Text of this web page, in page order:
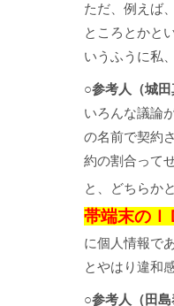
ただ、例えば
ところとかと
いうふうに私
○参考人（城田
いろんな議論
の名前で契約
約の割合って
と、どちらか
帯端末のＩ
に個人情報で
とやはり違和
○参考人（田島